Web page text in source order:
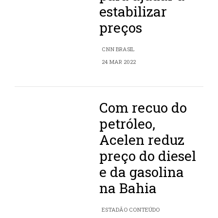
estabilizar
preços
CNN BRASIL
24 MAR 2022
Com recuo do
petróleo,
Acelen reduz
preço do diesel
e da gasolina
na Bahia
ESTADÃO CONTEÚDO